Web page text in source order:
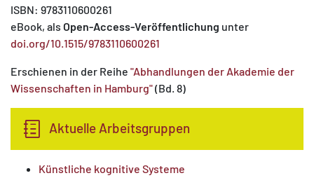
ISBN: 9783110600261
eBook, als Open-Access-Veröffentlichung unter
doi.org/10.1515/9783110600261
Erschienen in der Reihe "Abhandlungen der Akademie der
Wissenschaften in Hamburg"(Bd. 8)
Aktuelle Arbeitsgruppen
Künstliche kognitive Systeme